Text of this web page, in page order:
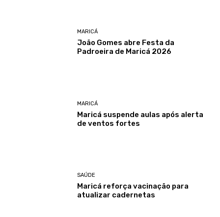
MARICÁ
João Gomes abre Festa da
Padroeira de Maricá 2026
MARICÁ
Maricá suspende aulas após alerta
de ventos fortes
SAÚDE
Maricá reforça vacinação para
atualizar cadernetas